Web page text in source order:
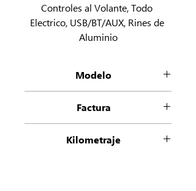
Controles al Volante, Todo
Electrico, USB/BT/AUX, Rines de
Aluminio
Modelo
Factura
Kilometraje